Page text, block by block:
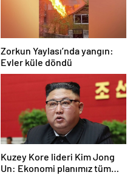
Zorkun Yaylası’nda yangın:
Evler küle döndü
Kuzey Kore lideri Kim Jong
Un: Ekonomi planımız tüm